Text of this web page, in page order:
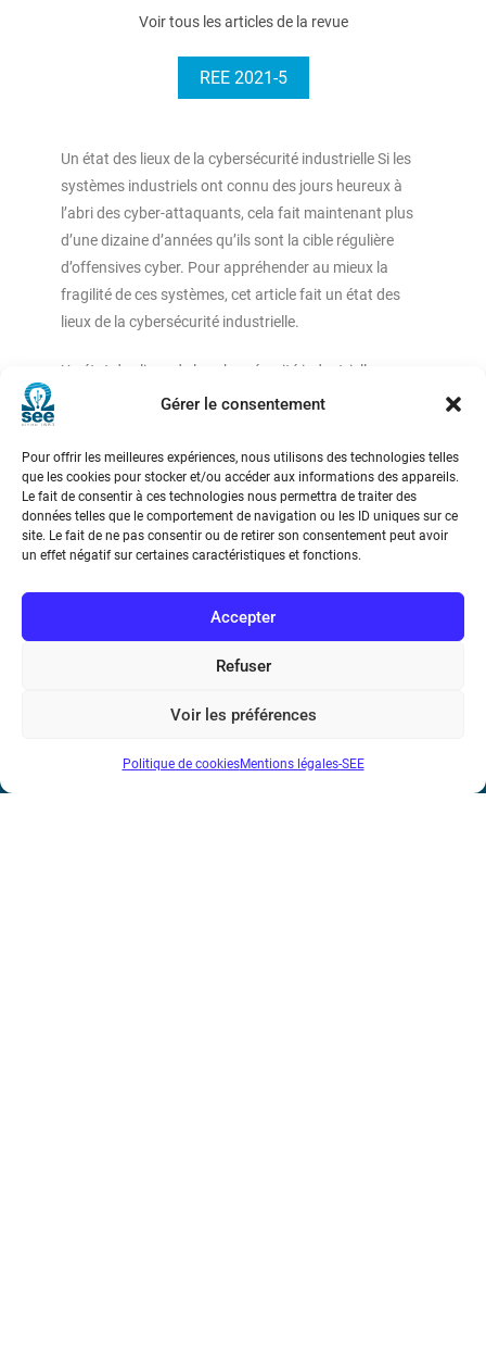
Gérer le consentement
Pour offrir les meilleures expériences, nous utilisons des technologies telles
que les cookies pour stocker et/ou accéder aux informations des appareils.
Le fait de consentir à ces technologies nous permettra de traiter des
données telles que le comportement de navigation ou les ID uniques sur ce
site. Le fait de ne pas consentir ou de retirer son consentement peut avoir
un effet négatif sur certaines caractéristiques et fonctions.
Accepter
Refuser
Voir les préférences
Politique de cookiesMentions légales-SEE
Voir tous les articles de la revue
REE 2021-5
Un état des lieux de la cybersécurité industrielle Si les
systèmes industriels ont connu des jours heureux à
l’abri des cyber-attaquants, cela fait maintenant plus
d’une dizaine d’années qu’ils sont la cible régulière
d’offensives cyber. Pour appréhender au mieux la
fragilité de ces systèmes, cet article fait un état des
lieux de la cybersécurité industrielle.
Un état des lieux de la cybersécurité industrielle
heureux
à l’abri des cyber-attaquants, cela fait maintenant plus
d’une dizaine d’années qu’ils sont la cible régulière
d’offensives cyber. Pour appréhender au mieux la
fragilité de ces systèmes, cet article fait un état des
Société de l’Electricité, de l’Electronique et des Technologies